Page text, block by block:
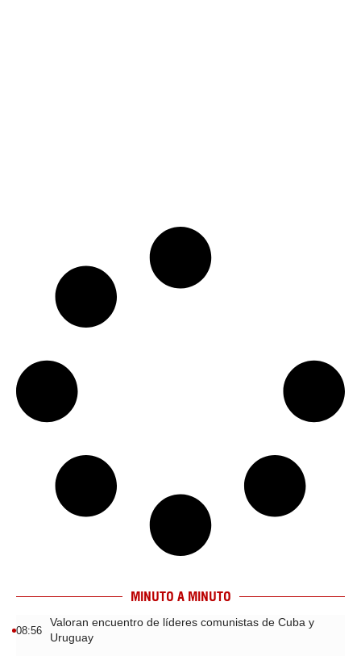
MINUTO A MINUTO
08:56
Valoran encuentro de líderes comunistas de Cuba y
Uruguay